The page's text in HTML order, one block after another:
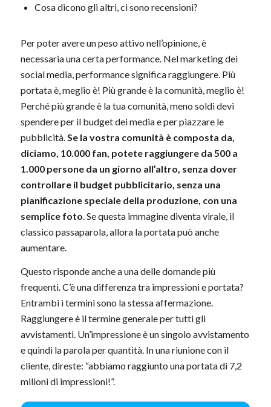
Cosa dicono gli altri, ci sono recensioni?
Per poter avere un peso attivo nell’opinione, è
necessaria una certa performance. Nel marketing dei
social media, performance significa raggiungere. Più
portata è, meglio è! Più grande è la comunità, meglio è!
Perché più grande è la tua comunità, meno soldi devi
spendere per il budget dei media e per piazzare le
pubblicità.Se la vostra comunità è composta da,
diciamo, 10.000 fan, potete raggiungere da 500 a
1.000 persone da un giorno all’altro, senza dover
controllare il budget pubblicitario, senza una
pianificazione speciale della produzione, con una
semplice foto. Se questa immagine diventa virale, il
classico passaparola, allora la portata può anche
aumentare.
Questo risponde anche a una delle domande più
frequenti. C’è una differenza tra impressioni e portata?
Entrambi i termini sono la stessa affermazione.
Raggiungere è il termine generale per tutti gli
avvistamenti. Un’impressione è un singolo avvistamento
e quindi la parola per quantità. In una riunione con il
cliente, direste: “abbiamo raggiunto una portata di 7,2
milioni di impressioni!”.